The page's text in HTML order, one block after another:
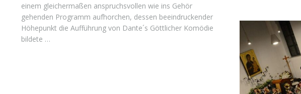
einem gleichermaßen anspruchsvollen wie ins Gehör
gehenden Programm aufhorchen, dessen beeindruckender
Höhepunkt die Aufführung von Dante´s Göttlicher Komödie
bildete …